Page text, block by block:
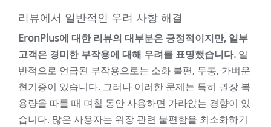
리뷰에서 일반적인 우려 사항 해결
EronPlus에 대한 리뷰의 대부분은 긍정적이지만, 일부
고객은 경미한 부작용에 대해 우려를 표명했습니다. 일
반적으로 언급된 부작용으로는 소화 불편, 두통, 가벼운
현기증이 있습니다. 그러나 이러한 문제는 특히 권장 복
용량을 따를 때 며칠 동안 사용하면 가라앉는 경향이 있
습니다. 많은 사용자는 위장 관련 불편함을 최소화하기